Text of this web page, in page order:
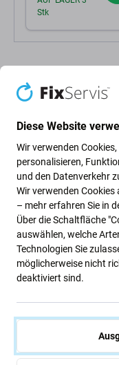
Stk
Beschreibung und
FixPremium -
3.0 & USB-C
1x USB-C), ideal als
Kompaktes Design
Schwarz. Laden Sie
schnell oder
Diese Website
Wir verwenden
personalisieren,
und den Datenverkehr
Wir verwenden
– mehr erfahren Sie in
Über die Schaltfläche
auswählen, welche
Technologien Sie
möglicherweise nicht
deaktiviert sind.